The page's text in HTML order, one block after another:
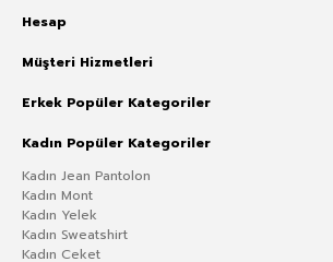
Hesap
Müşteri Hizmetleri
Erkek Popüler Kategoriler
Kadın Popüler Kategoriler
Kadın Jean Pantolon
Kadın Mont
Kadın Yelek
Kadın Sweatshirt
Kadın Ceket